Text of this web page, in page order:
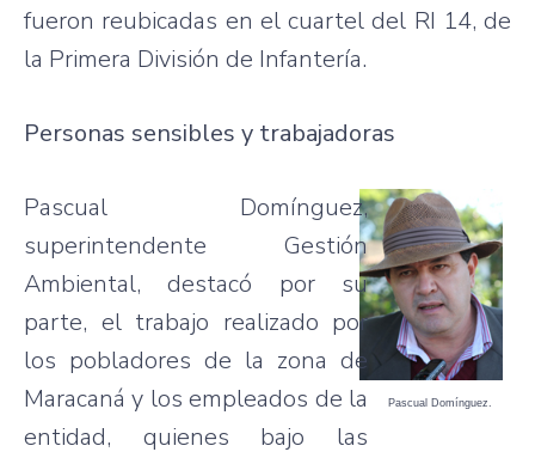
fueron reubicadas en el cuartel del RI 14, de
la Primera División de Infantería.
Personas sensibles y trabajadoras
Pascual Domínguez.
Pascual Domínguez,
superintendente Gestión
Ambiental, destacó por su
parte, el trabajo realizado por
los pobladores de la zona de
Maracaná y los empleados de la
entidad, quienes bajo las